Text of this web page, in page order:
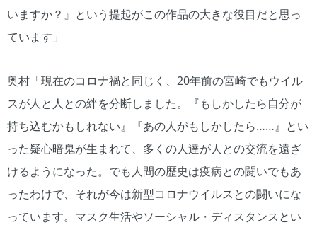
いますか？』という提起がこの作品の大きな役目だと思っ
ています」
奥村「現在のコロナ禍と同じく、20年前の宮崎でもウイル
スが人と人との絆を分断しました。『もしかしたら自分が
持ち込むかもしれない』『あの人がもしかしたら……』とい
った疑心暗鬼が生まれて、多くの人達が人との交流を遠ざ
けるようになった。でも人間の歴史は疫病との闘いでもあ
ったわけで、それが今は新型コロナウイルスとの闘いにな
っています。マスク生活やソーシャル・ディスタンスとい